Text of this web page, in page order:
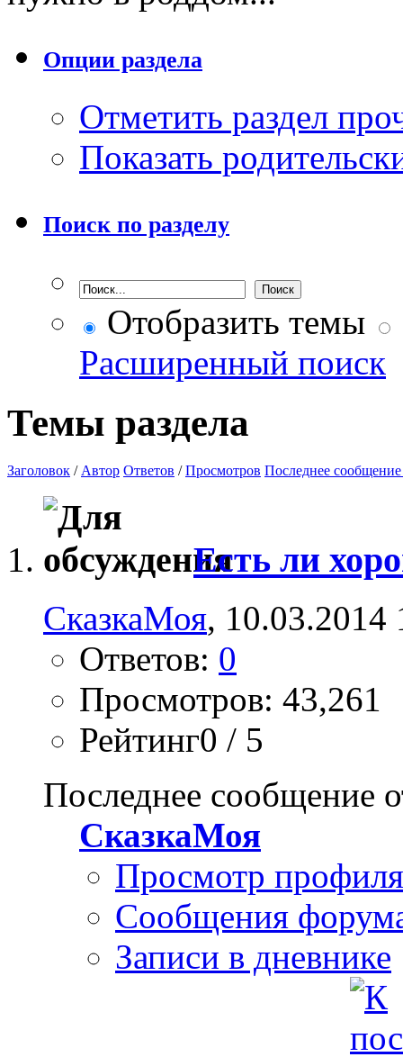
Опции раздела
Отметить раздел
Показать
Поиск по разделу
Отобразить темы
Расширенный поиск
Темы раздела
Заголовок / Автор Ответов /Просмотров Последнее сообщение
Есть ли
СказкаМоя, 10.03.2014
Ответов: 0
Просмотров: 43,261
Рейтинг0 / 5
Последнее сообщение
СказкаМоя
Просмотр профиля
Сообщения
Записи в дневнике